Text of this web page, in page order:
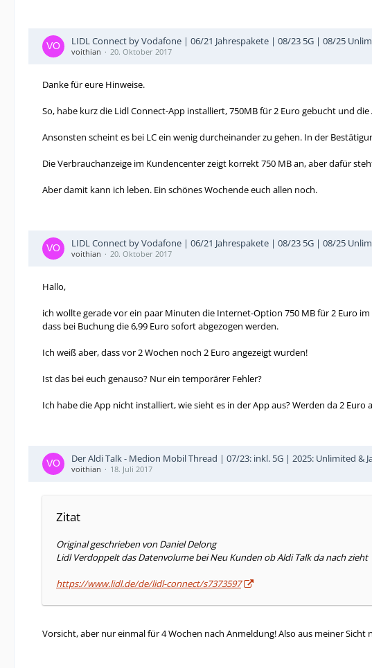
LIDL Connect by Vodafone | 06/21 Jahrespakete | 08/23 5G | 08/25
voithian 20. Oktober 2017
Danke für eure Hinweise.
So, habe kurz die Lidl Connect-App installiert, 750MB für 2 Euro gebucht und
Ansonsten scheint es bei LC ein wenig durcheinander zu gehen. In der
Die Verbrauchanzeige im Kundencenter zeigt korrekt 750 MB an, aber dafür
Aber damit kann ich leben. Ein schönes Wochende euch allen noch.
LIDL Connect by Vodafone | 06/21 Jahrespakete | 08/23 5G | 08/25
voithian 20. Oktober 2017
Hallo,
ich wollte gerade vor ein paar Minuten die Internet-Option 750 MB für 2 Euro
dass bei Buchung die 6,99 Euro sofort abgezogen werden.
Ich weiß aber, dass vor 2 Wochen noch 2 Euro angezeigt wurden!
Ist das bei euch genauso? Nur ein temporärer Fehler?
Ich habe die App nicht installiert, wie sieht es in der App aus? Werden da 2 Euro
Der Aldi Talk - Medion Mobil Thread | 07/23: inkl. 5G | 2025: Unlimited &
voithian 18. Juli 2017
Zitat
Original geschrieben von Daniel Delong
Lidl Verdoppelt das Datenvolume bei Neu Kunden ob Aldi Talk da nach zieht
https://www.lidl.de/de/lidl-connect/s7373597
Vorsicht, aber nur einmal für 4 Wochen nach Anmeldung! Also aus meiner